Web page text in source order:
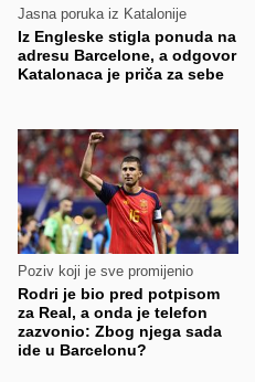
Jasna poruka iz Katalonije
Iz Engleske stigla ponuda na
adresu Barcelone, a odgovor
Katalonaca je priča za sebe
Poziv koji je sve promijenio
Rodri je bio pred potpisom
za Real, a onda je telefon
zazvonio: Zbog njega sada
ide u Barcelonu?